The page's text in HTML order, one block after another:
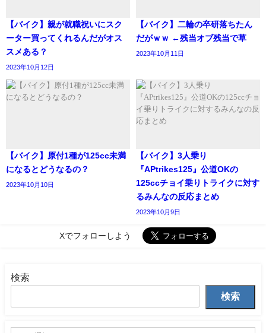
【バイク】親が就職祝いにスク
ーター買ってくれるんだがオス
スメある？
2023年10月12日
【バイク】二輪の卒研落ちたん
だがｗｗ ←残当オブ残当で草
2023年10月11日
【バイク】原付1種が125cc未満
になるとどうなるの？
2023年10月10日
【バイク】3人乗り
『APtrikes125』公道OKの
125ccチョイ乗りトライクに対す
るみんなの反応まとめ
2023年10月9日
Xでフォローしよう
検索
検索